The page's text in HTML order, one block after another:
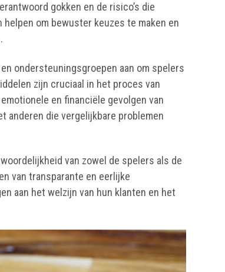
gokken en de risico’s die
helpen om bewuster keuzes te maken en
ondersteuningsgroepen aan om spelers
zijn cruciaal in het proces van
en financiële gevolgen van
anderen die vergelijkbare problemen
van zowel de spelers als de
van transparante en eerlijke
aan het welzijn van hun klanten en het